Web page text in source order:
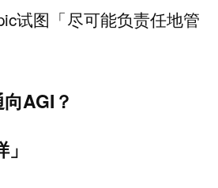
试图「尽可能负责任地管
AGI？